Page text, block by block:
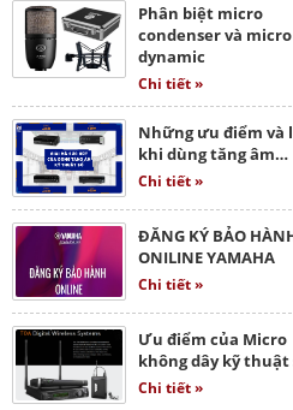
Phân biệt micro
condenser và micro
dynamic
Chi tiết »
Những ưu điểm và
khi dùng tăng âm…
Chi tiết »
ĐĂNG KÝ BẢO
ONILINE YAMAHA
Chi tiết »
Ưu điểm của Micro
không dây kỹ thuật
Chi tiết »